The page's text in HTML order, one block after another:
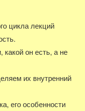
цикла лекций
он есть, а не
их внутренний
его особенности